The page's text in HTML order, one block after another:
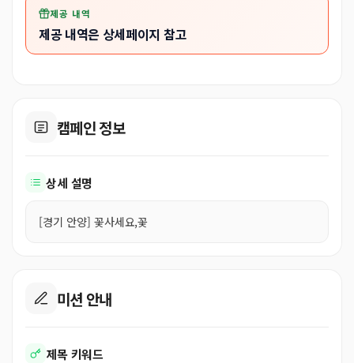
제공 내역
제공 내역은 상세페이지 참고
캠페인 정보
상세 설명
[경기 안양] 꽃사세요,꽃
미션 안내
제목 키워드